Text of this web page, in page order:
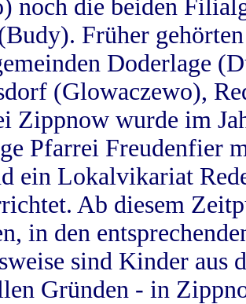
noch die beiden
Früher
Doderlage
(Glowaczewo),
Zippnow wurde im
Pfarrei Freudenfier
ein Lokalvikariat
Ab diesem
in den
sind Kinder aus
Gründen - in